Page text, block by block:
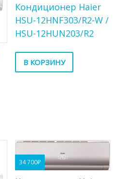
Кондиционер Haier
HSU-12HNF303/R2-W /
HSU-12HUN203/R2
В КОРЗИНУ
34 700₽